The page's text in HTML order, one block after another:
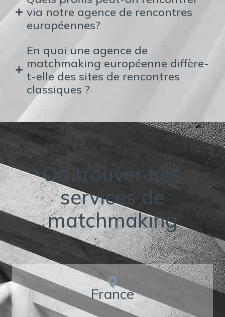
via notre agence de rencontres
européennes?
En quoi une agence de
matchmaking européenne diffère-
t-elle des sites de rencontres
classiques ?
Où trouver nos
services de
matchmaking
France